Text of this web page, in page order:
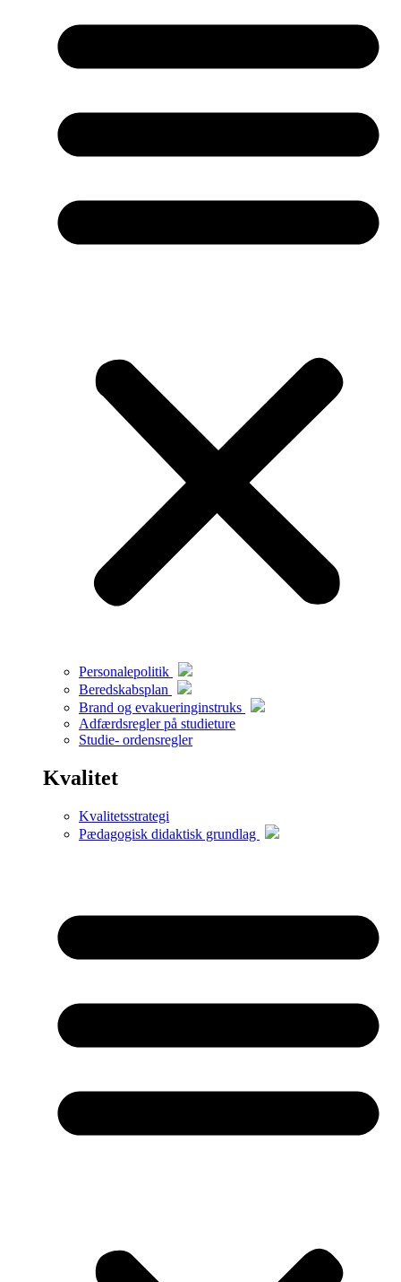
Personalepolitik
Beredskabsplan
Brand og evakueringinstruks
Adfærdsregler på studieture
Studie- ordensregler
Kvalitet
Kvalitetsstrategi
Pædagogisk didaktisk grundlag